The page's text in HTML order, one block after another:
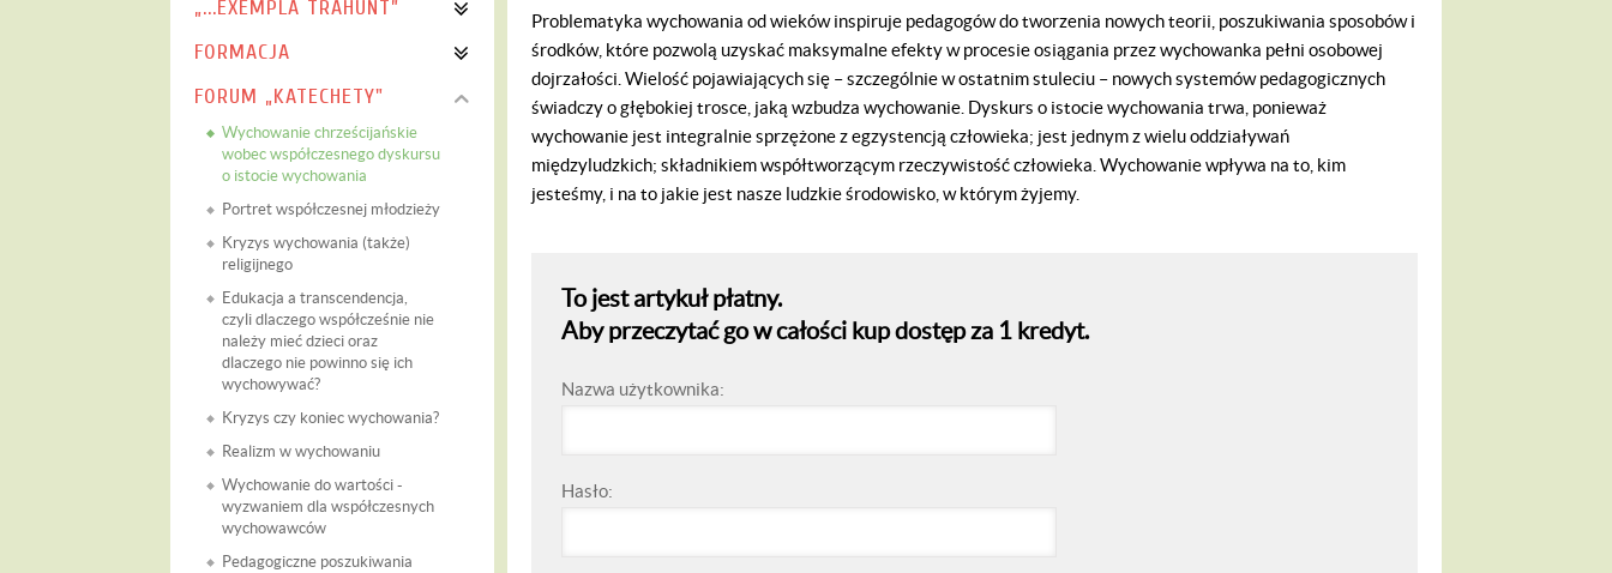
„...EXEMPLA TRAHUNT”
FORMACJA
FORUM „KATECHETY"
Wychowanie chrześcijańskie
wobec współczesnego dyskursu
o istocie wychowania
Portret współczesnej młodzieży
Kryzys wychowania (także)
religijnego
Edukacja a transcendencja,
czyli dlaczego współcześnie nie
należy mieć dzieci oraz
dlaczego nie powinno się ich
wychowywać?
Kryzys czy koniec wychowania?
Realizm w wychowaniu
Wychowanie do wartości -
wyzwaniem dla współczesnych
wychowawców
Pedagogiczne poszukiwania
Problematyka wychowania od wieków inspiruje pedagogów do tworzenia nowych teorii, poszukiwania sposobów i
środków, które pozwolą uzyskać maksymalne efekty w procesie osiągania przez wychowanka pełni osobowej
dojrzałości. Wielość pojawiających się – szczególnie w ostatnim stuleciu – nowych systemów pedagogicznych
świadczy o głębokiej trosce, jaką wzbudza wychowanie. Dyskurs o istocie wychowania trwa, ponieważ
wychowanie jest integralnie sprzężone z egzystencją człowieka; jest jednym z wielu oddziaływań
międzyludzkich; składnikiem współtworzącym rzeczywistość człowieka. Wychowanie wpływa na to, kim
jesteśmy, i na to jakie jest nasze ludzkie środowisko, w którym żyjemy.
To jest artykuł płatny.
Aby przeczytać go w całości kup dostęp za 1 kredyt.
Nazwa użytkownika:
Hasło: